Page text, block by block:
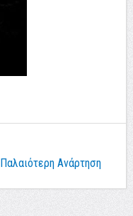
Παλαιότερη Ανάρτηση